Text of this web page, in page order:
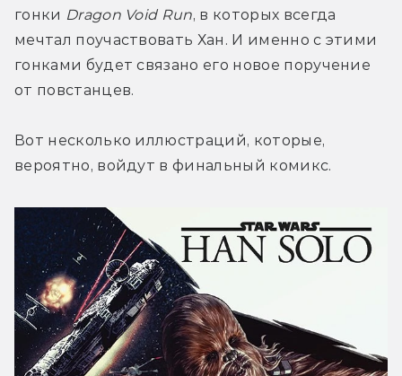
гонки Dragon Void Run, в которых всегда
мечтал поучаствовать Хан. И именно с этими
гонками будет связано его новое поручение
от повстанцев.
Вот несколько иллюстраций, которые,
вероятно, войдут в финальный комикс.